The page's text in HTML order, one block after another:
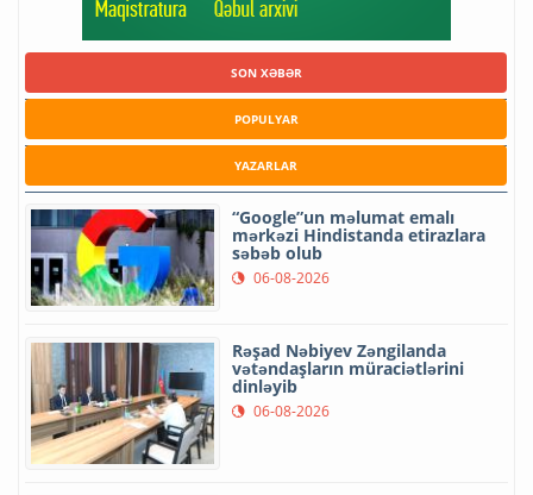
SON XƏBƏR
POPULYAR
YAZARLAR
“Google”un məlumat emalı
mərkəzi Hindistanda etirazlara
səbəb olub
06-08-2026
Rəşad Nəbiyev Zəngilanda
vətəndaşların müraciətlərini
dinləyib
06-08-2026